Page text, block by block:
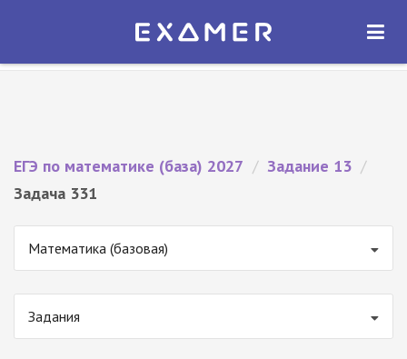
Экзамер — ЕГЭ 2027
ОТКРЫТЬ
ЕГЭ по математике (база) 2027 / Задание 13 /
Задача 331
Математика (базовая)
Задания